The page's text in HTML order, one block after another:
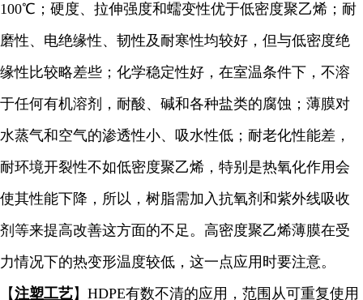
100℃；硬度、拉伸强度和蠕变性优于低密度聚乙烯；耐
磨性、电绝缘性、韧性及耐寒性均较好，但与低密度绝
缘性比较略差些；化学稳定性好，在室温条件下，不溶
于任何有机溶剂，耐酸、碱和各种盐类的腐蚀；薄膜对
水蒸气和空气的渗透性小、吸水性低；耐老化性能差，
耐环境开裂性不如低密度聚乙烯，特别是热氧化作用会
使其性能下降，所以，树脂需加入抗氧剂和紫外线吸收
剂等来提高改善这方面的不足。高密度聚乙烯薄膜在受
力情况下的热变形温度较低，这一点应用时要注意。
【注塑工艺】HDPE有数不清的应用，范围从可重复使用